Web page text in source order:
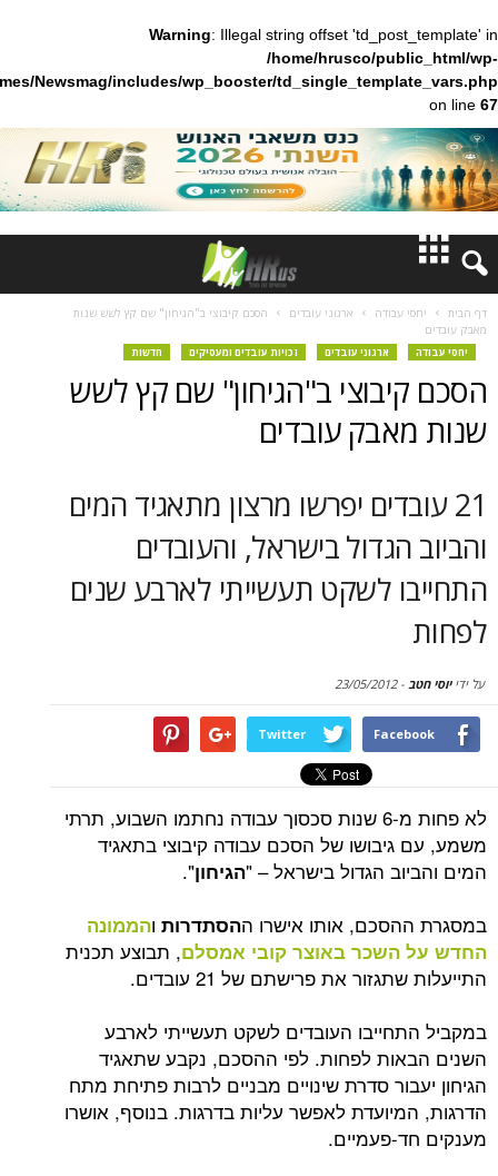
Warning: Illegal string offset
/home/hrusco/
content/themes/Newsmag/includes/wp_booster/
חדשות
עבודה ארגוני עובדים הסכם קיבוצי ב"הגיחון" שם קץ לשש שנות
ארגוני עובדים זכויות עובדים ומעסיקים חדשות
ב"הגיחון" שם קץ לשש
עובדים
יפרשו מרצון מתאגיד המים
בישראל, והעובדים
לשקט תעשייתי לארבע שנים
23/05/2012
Twitter
לא פחות מ-6 שנות סכסוך עבודה נחתמו השבוע, תרתי
של הסכם עבודה קיבוצי בתאגיד
הגדול בישראל – " הגיחון".
אותו אישרו ההסתדרותוהממונה
באוצר קובי אמסלם, תבוצע תכנית
את פרישתם של 21 עובדים.
העובדים לשקט תעשייתי לארבע
לפחות. לפי ההסכם, נקבע שתאגיד
סדרת שינויים מבניים לרבות פתיחת מתח
לאפשר עליות בדרגות. בנוסף, אושרו
פעמיים.